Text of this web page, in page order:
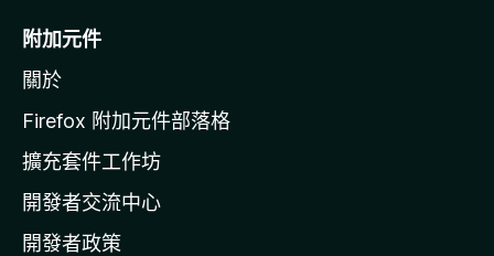
o
i
l
a
官
網
附加元件
關於
Firefox 附加元件部落格
擴充套件工作坊
開發者交流中心
開發者政策